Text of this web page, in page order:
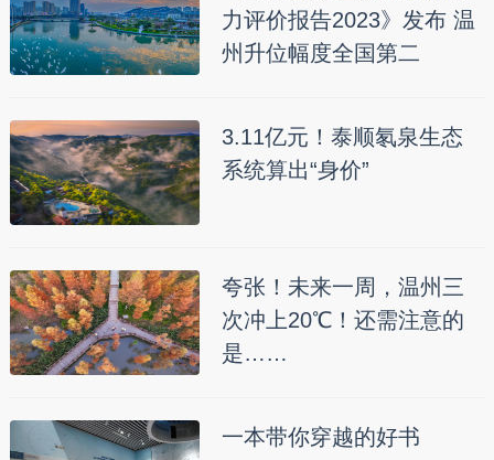
力评价报告2023》发布 温
州升位幅度全国第二
3.11亿元！泰顺氡泉生态
系统算出“身价”
夸张！未来一周，温州三
次冲上20℃！还需注意的
是……
一本带你穿越的好书